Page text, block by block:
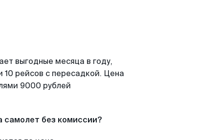
выгодные месяца в году,
рейсов с пересадкой. Цена
9000 рублей
самолет без комиссии?